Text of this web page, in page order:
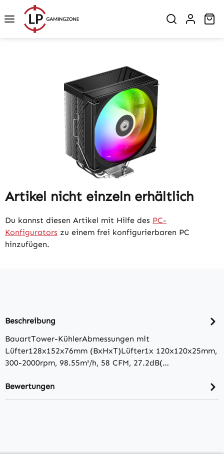
Zum Hauptinhalt springen
Bildergalerie überspringen
Artikel nicht einzeln erhältlich
Du kannst diesen Artikel mit Hilfe des PC-
Konfigurators zu einem frei konfigurierbaren PC
hinzufügen.
Beschreibung
BauartTower-KühlerAbmessungen mit
Lüfter128x152x76mm (BxHxT)Lüfter1x 120x120x25mm,
300-2000rpm, 98.55m³/​h, 58 CFM, 27.2dB(…
Bewertungen